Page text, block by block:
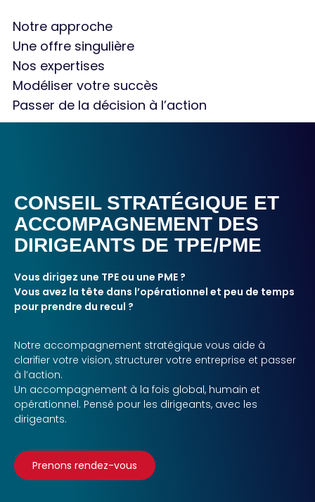
Notre approche
Une offre singulière
Nos expertises
Modéliser votre succès
Passer de la décision à l’action
CONSEIL STRATÉGIQUE ET
ACCOMPAGNEMENT DES
DIRIGEANTS DE TPE/PME
Vous dirigez une TPE ou une PME ?
Vous avez la tête dans l’opérationnel et peu de temps
pour prendre du recul ?
Notre accompagnement stratégique vous aide à
clarifier votre vision, structurer votre entreprise et passer
à l’action.
Un accompagnement à la fois global, humain et
opérationnel. Pensé pour les dirigeants, avec les
dirigeants.
Prenons rendez-vous